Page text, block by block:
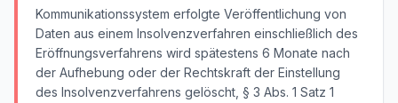
Kommunikationssystem erfolgte Veröffentlichung von
Daten aus einem Insolvenzverfahren einschließlich des
Eröffnungsverfahrens wird spätestens 6 Monate nach
der Aufhebung oder der Rechtskraft der Einstellung
des Insolvenzverfahrens gelöscht, § 3 Abs. 1 Satz 1